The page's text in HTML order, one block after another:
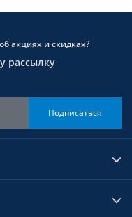
акциях и скидках?
рассылку
Подписаться